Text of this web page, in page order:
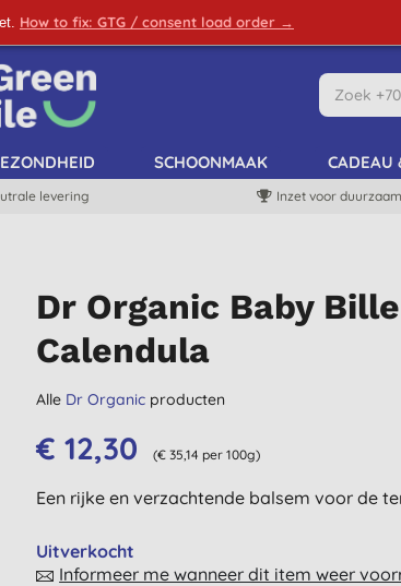
How to fix: GTG / consent load order →
SCHOONMAAK CADEAU
levering Inzet voor
Dr Organic Baby
Calendula
Alle Dr Organic producten
€ 12,30 (€ 35,14 per 100g)
Een rijke en verzachtende balsem voor de
Uitverkocht
Informeer me wanneer dit item weer